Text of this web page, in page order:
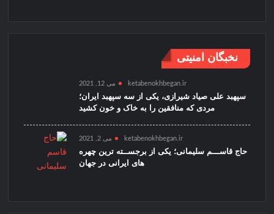
نخبگان امنیتی
ketabenokhbegan.ir می 12, 2021
سپهبد علی صیاد شیرازی، یکی از سه سپهبد ایران؛
مردی که منافقین را به خاک و خون کشید
ketabenokhbegan.ir می 2, 2021
حاج قاســـم سلیمانی؛ یکی از برجســته ترین چهره
های ایرانی در جهان